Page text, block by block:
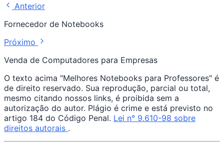
Anterior
Fornecedor de Notebooks
Próximo
Venda de Computadores para Empresas
O texto acima "Melhores Notebooks para Professores" é
de direito reservado. Sua reprodução, parcial ou total,
mesmo citando nossos links, é proibida sem a
autorização do autor. Plágio é crime e está previsto no
artigo 184 do Código Penal. Lei n° 9.610-98 sobre
direitos autorais .